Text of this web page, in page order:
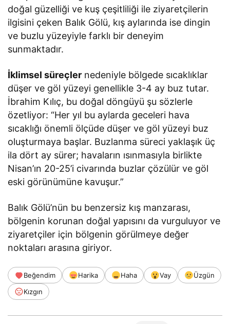
doğal güzelliği ve kuş çeşitliliği ile ziyaretçilerin
ilgisini çeken Balık Gölü, kış aylarında ise dingin
ve buzlu yüzeyiyle farklı bir deneyim
sunmaktadır.
İklimsel süreçler nedeniyle bölgede sıcaklıklar
düşer ve göl yüzeyi genellikle 3-4 ay buz tutar.
İbrahim Kılıç, bu doğal döngüyü şu sözlerle
özetliyor: “Her yıl bu aylarda geceleri hava
sıcaklığı önemli ölçüde düşer ve göl yüzeyi buz
oluşturmaya başlar. Buzlanma süreci yaklaşık üç
ila dört ay sürer; havaların ısınmasıyla birlikte
Nisan’ın 20-25’i civarında buzlar çözülür ve göl
eski görünümüne kavuşur.”
Balık Gölü’nün bu benzersiz kış manzarası,
bölgenin korunan doğal yapısını da vurguluyor ve
ziyaretçiler için bölgenin görülmeye değer
noktaları arasına giriyor.
Beğendim Harika Haha Vay
Üzgün
Kızgın